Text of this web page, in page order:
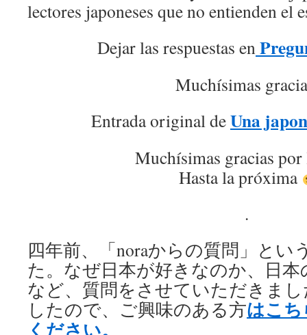
lectores japoneses que no entienden el
Dejar las respuestas en
Muchísimas
Entrada original deUna
Muchísimas gracias por
Hasta la próxima
.
四年前、「noraからの質問」とい
た。なぜ日本が好きなのか、日
など、質問をさせていただきま
したので、ご興味のある方はこ
ください。